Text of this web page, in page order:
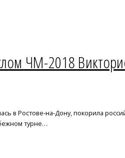
ЧМ-2018
в Ростове-на-Дону, покорила
турне…